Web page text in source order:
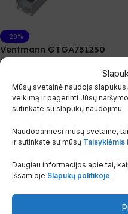
Mūsų svetainė naudoja
veikimą ir pagerinti Jūsų
sutinkate su slapukų naudojimu.
Naudodamiesi mūsų svetaine,
ir sutinkate su mūsų Taisyklėmis
Daugiau informacijos apie tai,
išsamioje Slapukų politikoje.
-20%
Ventmann GTGA751250
Prijungimo dėžė Line serijai,
akustinė, 1.25 m, 75 mm, 1 ir
plyšiai
Vėdinimas, Oro difuzoriai
Plyšiniai difuzoriai, Priglaistomi
Ventmann
difuzoriai
Ventmann